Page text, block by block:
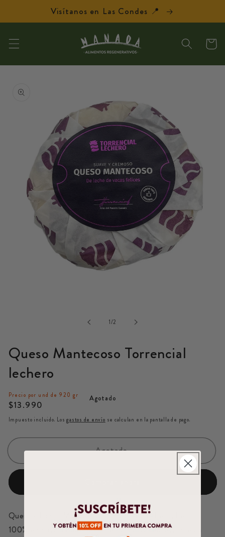
directamente
al contenido
Visítanos en Las Condes 📍
a la
ventana
modal
1/de
2
Queso Mantecoso Torrencial
lechero
Precio por und de 920 gr
Precio
habitual
$13.990
Agotado
Impuesto incluido. Losgastos de envío se calculan en la pantalla de pago.
Agotado
Queso Chanco MantecosoTorrencial Lechero, hecho
100% en base a nuestra leche de vacas felices, libres a